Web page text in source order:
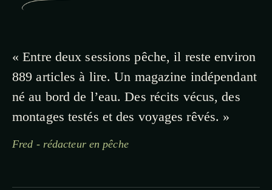
« Entre deux sessions pêche, il reste environ
889 articles à lire. Un magazine indépendant
né au bord de l’eau. Des récits vécus, des
montages testés et des voyages rêvés. »
Fred - rédacteur en pêche